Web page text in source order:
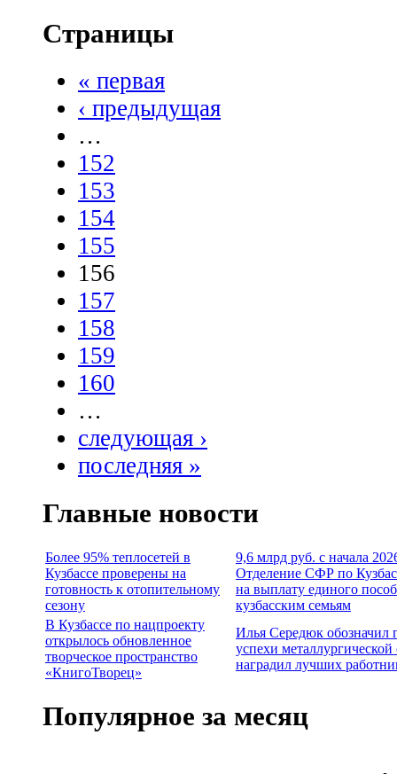
Страницы
« первая
‹ предыдущая
…
152
153
154
155
156
157
158
159
160
…
следующая ›
последняя »
Главные новости
Более 95% теплосетей в
Кузбассе проверены на
готовность к отопительному
сезону
9,6 млрд руб. с начала
Отделение СФР по
на выплату единого
кузбасским семьям
В Кузбассе по нацпроекту
открылось обновленное
творческое пространство
«КнигоТворец»
Илья Середюк обозначил
успехи металлургической
наградил лучших
Популярное за месяц